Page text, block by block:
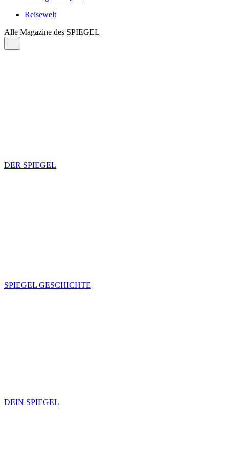
Reisewelt
Alle Magazine des SPIEGEL
DER SPIEGEL
SPIEGEL GESCHICHTE
DEIN SPIEGEL